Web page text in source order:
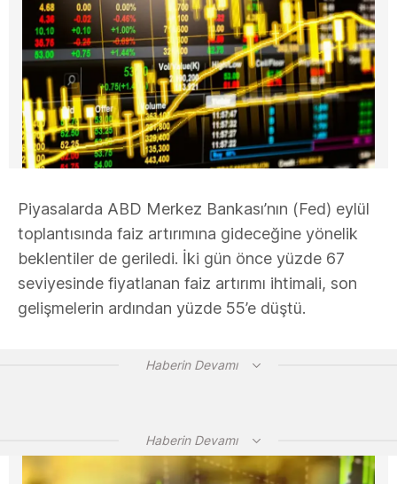
Piyasalarda ABD Merkez Bankası’nın (Fed) eylül
toplantısında faiz artırımına gideceğine yönelik
beklentiler de geriledi. İki gün önce yüzde 67
seviyesinde fiyatlanan faiz artırımı ihtimali, son
gelişmelerin ardından yüzde 55’e düştü.
Haberin Devamı
Haberin Devamı